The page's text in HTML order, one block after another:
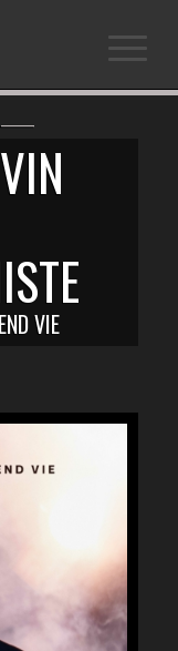
VIE